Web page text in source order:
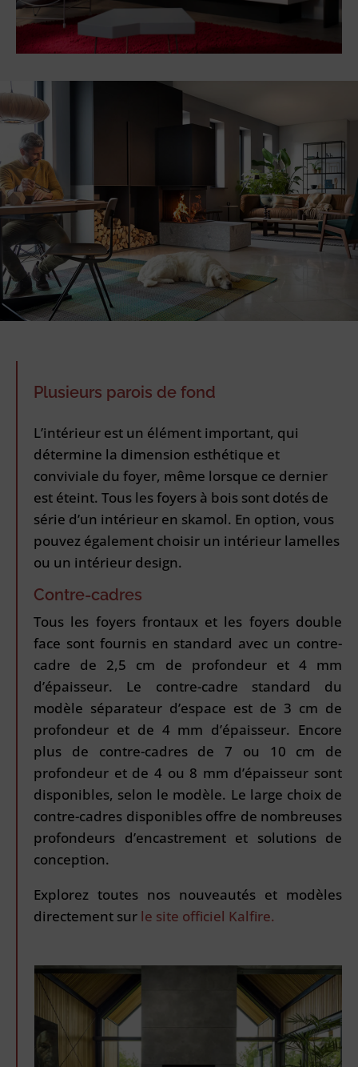
Plusieurs parois de fond
L’intérieur est un élément important, qui
détermine la dimension esthétique et
conviviale du foyer, même lorsque ce dernier
est éteint. Tous les foyers à bois sont dotés de
série d’un intérieur en skamol. En option, vous
pouvez également choisir un intérieur lamelles
ou un intérieur design.
Contre-cadres
Tous les foyers frontaux et les foyers double
face sont fournis en standard avec un contre-
cadre de 2,5 cm de profondeur et 4 mm
d’épaisseur. Le contre-cadre standard du
modèle séparateur d’espace est de 3 cm de
profondeur et de 4 mm d’épaisseur. Encore
plus de contre-cadres de 7 ou 10 cm de
profondeur et de 4 ou 8 mm d’épaisseur sont
disponibles, selon le modèle. Le large choix de
contre-cadres disponibles offre de nombreuses
profondeurs d’encastrement et solutions de
conception.
Explorez toutes nos nouveautés et modèles
directement sur le site officiel Kalfire.